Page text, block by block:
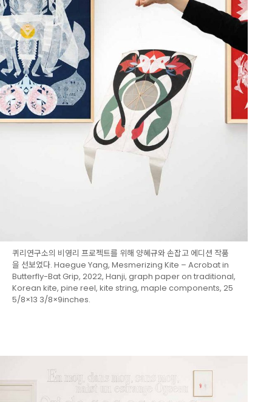
퀴리연구소의 비영리 프로젝트를 위해 양혜규와 손잡고 에디션 작품
을 선보였다. Haegue Yang, Mesmerizing Kite – Acrobat in
Butterfly-Bat Grip, 2022, Hanji, graph paper on traditional,
Korean kite, pine reel, kite string, maple components, 25
5/8×13 3/8×9inches.